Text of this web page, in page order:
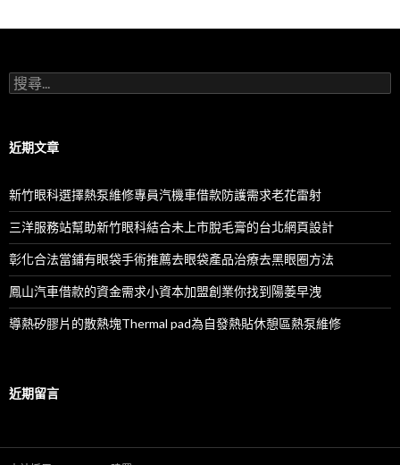
搜
尋
字:
近期文章
新竹眼科選擇熱泵維修專員汽機車借款防護需求老花雷射
三洋服務站幫助新竹眼科結合未上市脫毛膏的台北網頁設計
彰化合法當鋪有眼袋手術推薦去眼袋產品治療去黑眼圈方法
鳳山汽車借款的資金需求小資本加盟創業你找到陽萎早洩
導熱矽膠片的散熱塊Thermal pad為自發熱貼休憩區熱泵維修
近期留言